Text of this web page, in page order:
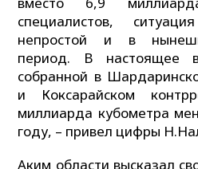
специалистов,
непростой и в
период. В настоящее
собранной в
и Коксарайском
миллиарда кубометра
году, – привел цифры
Аким области высказал